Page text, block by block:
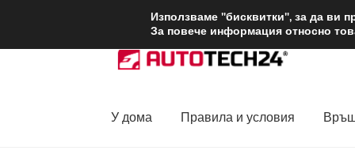
ДОСТАВКА от
Skip
to
Skip
to
У дома
Правила и условия
Използваме "бисквитки", за да ви
За повече информация относно